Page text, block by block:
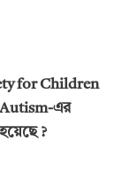
for Children
Autism-এর
?